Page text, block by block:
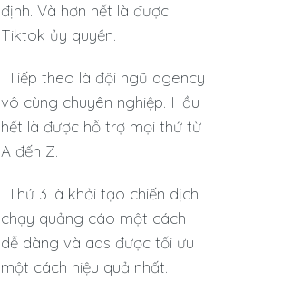
định. Và hơn hết là được
Tiktok ủy quyền.
Tiếp theo là đội ngũ agency
vô cùng chuyên nghiệp. Hầu
hết là được hỗ trợ mọi thứ từ
A đến Z.
Thứ 3 là khởi tạo chiến dịch
chạy quảng cáo một cách
dễ dàng và ads được tối ưu
một cách hiệu quả nhất.